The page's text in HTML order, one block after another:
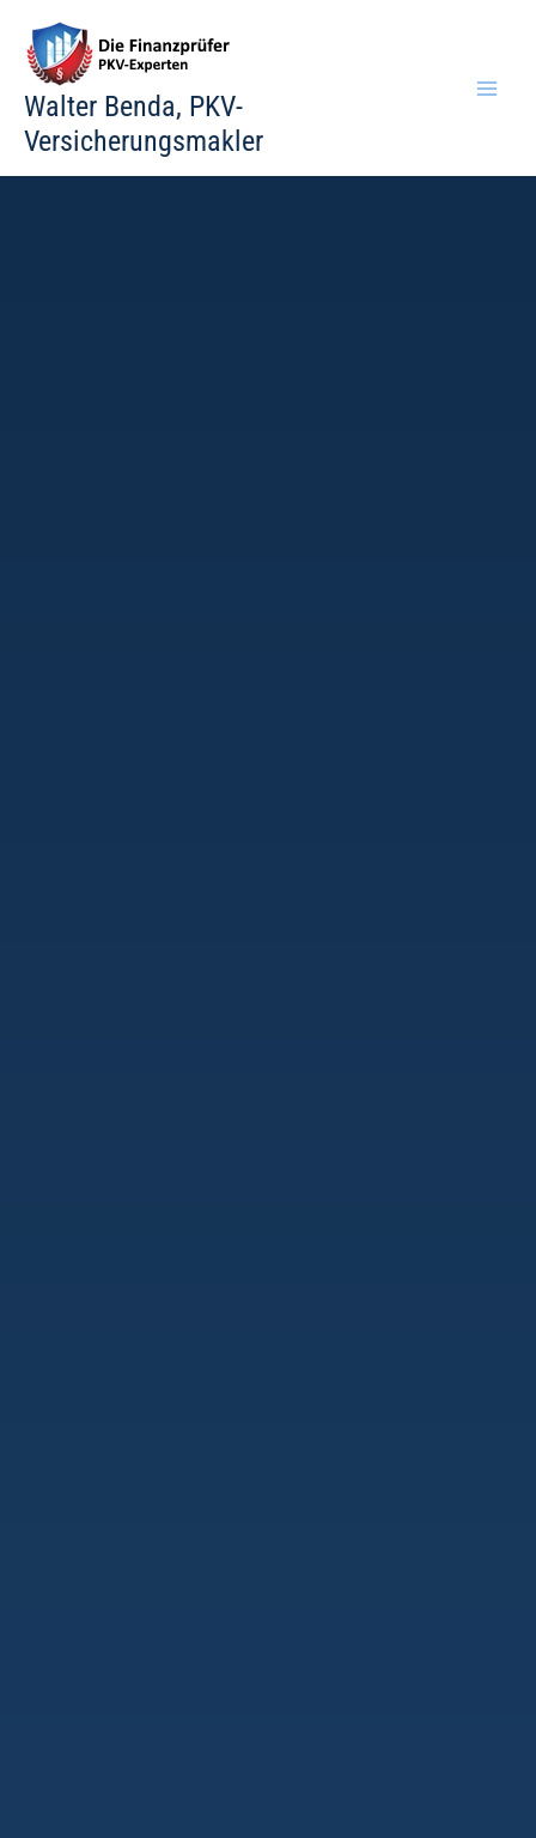
Inhalt
springen
Walter Benda, PKV-
Versicherungsmakler